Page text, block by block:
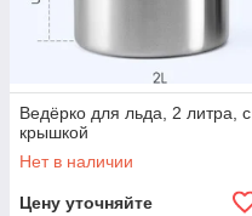
Ведёрко для льда, 2 литра, с
крышкой
Нет в наличии
Цену уточняйте